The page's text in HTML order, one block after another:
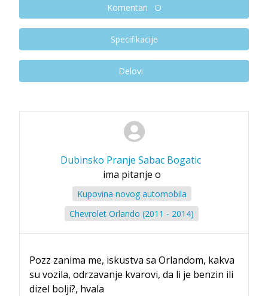
Komentari
Specifikacije
Delovi
Dubinsko Pranje Sabac Bogatic
ima pitanje o
Kupovina novog automobila
Chevrolet Orlando (2011 - 2014)
Pozz zanima me, iskustva sa Orlandom, kakva
su vozila, odrzavanje kvarovi, da li je benzin ili
dizel bolji?, hvala